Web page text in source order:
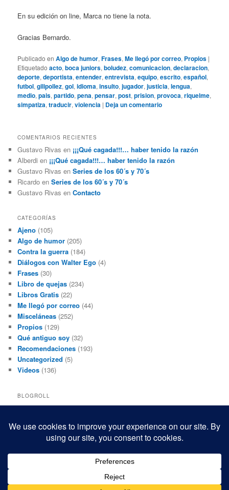
En su edición on line, Marca no tiene la nota.
Gracias Bernardo.
Publicado en Algo de humor,Frases,Me llegó por correo, Propios |
Etiquetado acto,boca juniors,boludez,comunicacion,declaracion,
deporte,deportista,entender,entrevista,equipo,escrito,español,
futbol,gilipollez,gol,idioma,insulto,jugador,justicia,lengua,
medio,pais,partido,pena,pensar,post,prision,provoca,riquelme,
simpatiza,traducir,violencia | Deja un comentario
COMENTARIOS RECIENTES
Gustavo Rivas en ¡¡¡Qué cagada!!!… haber tenido la razón
Alberdi en ¡¡¡Qué cagada!!!… haber tenido la razón
Gustavo Rivas enSeries de los 60´s y 70´s
Ricardo enSeries de los 60´s y 70´s
Gustavo Rivas enContacto
CATEGORÍAS
Ajeno (105)
Algo de humor (205)
Contra la guerra (184)
Diálogos con Walter Ego (4)
Frases (30)
Libro de quejas (234)
Libros Gratis (22)
Me llegó por correo (44)
Misceláneas (252)
Propios (129)
Qué antiguo soy (32)
Recomendaciones (193)
Uncategorized (5)
Videos (136)
BLOGROLL
Black and White Power
Mis macrofotografías
Teresita Rivas
Funciona gracias a WordPress